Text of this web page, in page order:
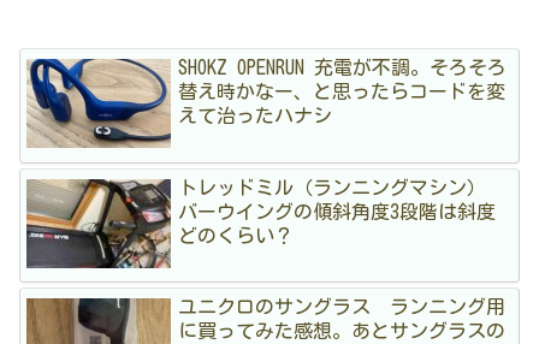
SHOKZ OPENRUN 充電が不調。そろそろ
替え時かなー、と思ったらコードを変
えて治ったハナシ
トレッドミル（ランニングマシン）
バーウイングの傾斜角度3段階は斜度
どのくらい？
ユニクロのサングラス ランニング用
に買ってみた感想。あとサングラスの